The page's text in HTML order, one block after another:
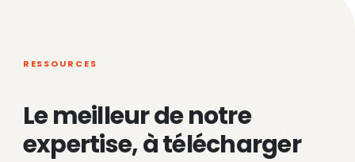
RESSOURCES
Le meilleur de notre
expertise, à télécharger